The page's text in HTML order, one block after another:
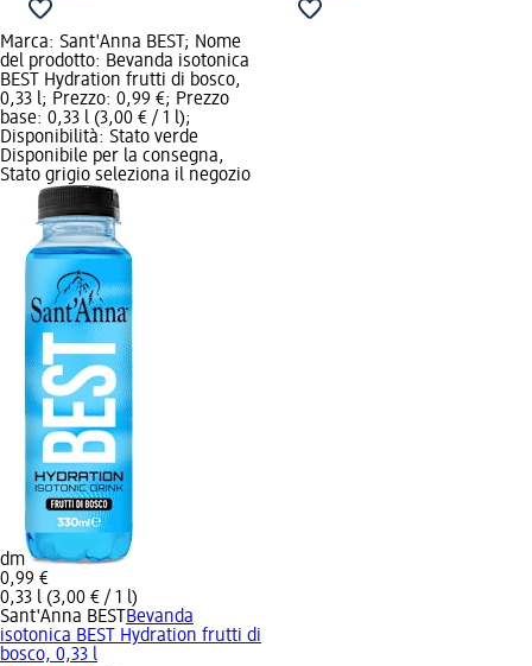
Marca: Sant'Anna BEST; Nome
del prodotto: Bevanda isotonica
BEST Hydration frutti di bosco,
0,33 l; Prezzo: 0,99 €; Prezzo
base: 0,33 l (3,00 € / 1 l);
Disponibilità: Stato verde
Disponibile per la consegna,
Stato grigio seleziona il negozio
dm
0,99 €
0,33 l (3,00 € / 1 l)
Sant'Anna BEST
Bevanda
isotonica BEST Hydration frutti di
bosco, 0,33 l